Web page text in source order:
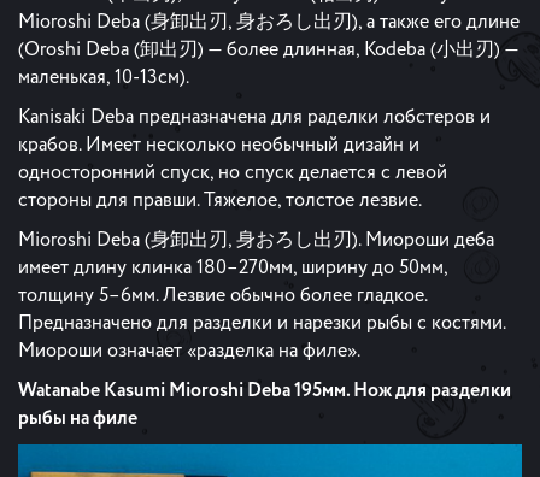
Mioroshi Deba (身卸出刃, 身おろし出刃), а также его длине
(Oroshi Deba (卸出刃) — более длинная, Kodeba (小出刃) —
маленькая, 10-13см).
Kanisaki Deba предназначена для раделки лобстеров и
крабов. Имеет несколько необычный дизайн и
односторонний спуск, но спуск делается с левой
стороны для правши. Тяжелое, толстое лезвие.
Mioroshi Deba (身卸出刃, 身おろし出刃). Миороши деба
имеет длину клинка 180–270мм, ширину до 50мм,
толщину 5–6мм. Лезвие обычно более гладкое.
Предназначено для разделки и нарезки рыбы с костями.
Миороши означает «разделка на филе».
Watanabe Kasumi Mioroshi Deba 195мм. Нож для разделки
рыбы на филе